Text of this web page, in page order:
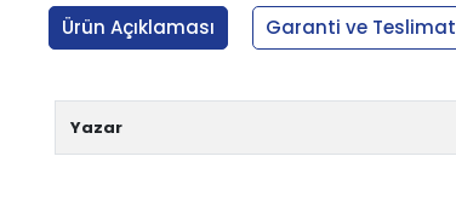
Ürün Açıklaması Garanti ve Teslimat
Yazar